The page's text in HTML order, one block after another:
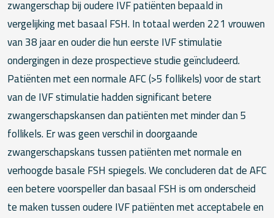
zwangerschap bij oudere IVF patiënten bepaald in
vergelijking met basaal FSH. In totaal werden 221 vrouwen
van 38 jaar en ouder die hun eerste IVF stimulatie
ondergingen in deze prospectieve studie geïncludeerd.
Patiënten met een normale AFC (>5 follikels) voor de start
van de IVF stimulatie hadden significant betere
zwangerschapskansen dan patiënten met minder dan 5
follikels. Er was geen verschil in doorgaande
zwangerschapskans tussen patiënten met normale en
verhoogde basale FSH spiegels. We concluderen dat de AFC
een betere voorspeller dan basaal FSH is om onderscheid
te maken tussen oudere IVF patiënten met acceptabele en